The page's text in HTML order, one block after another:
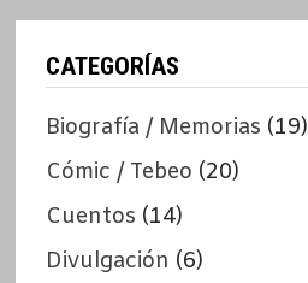
CATEGORÍAS
Biografía / Memorias (19)
Cómic / Tebeo (20)
Cuentos (14)
Divulgación (6)